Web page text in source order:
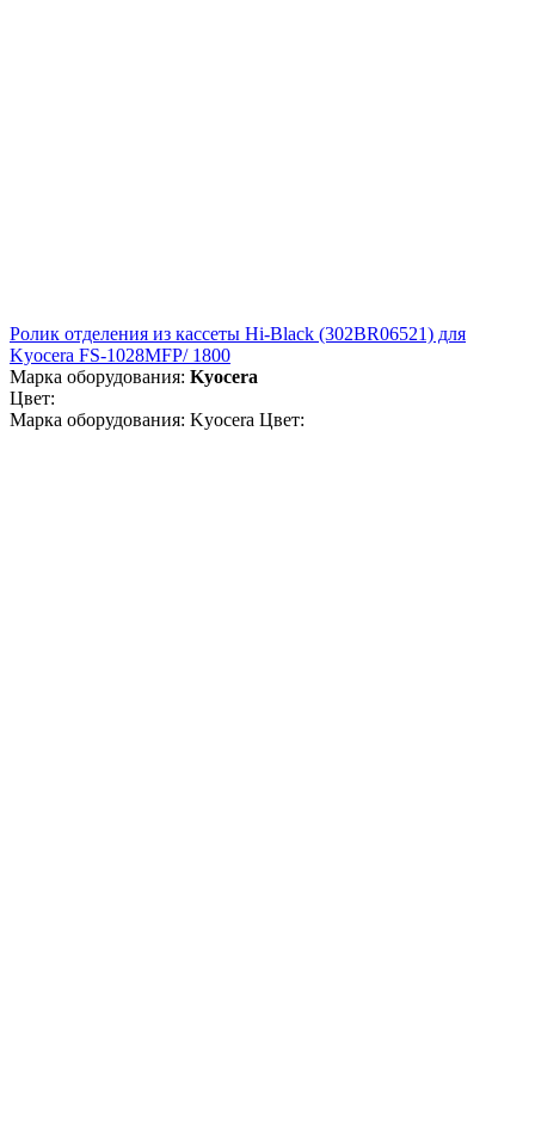
Ролик отделения из кассеты Hi-Black (302BR06521) для
Kyocera FS-1028MFP/ 1800
Марка оборудования: Kyocera
Цвет:
Марка оборудования: Kyocera Цвет: